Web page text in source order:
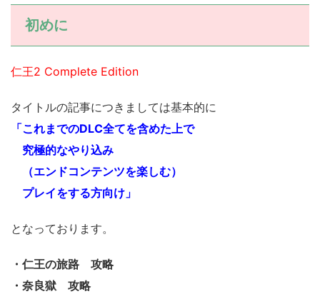
初めに
仁王2 Complete Edition
タイトルの記事につきましては基本的に
「これまでのDLC全てを含めた上で
究極的なやり込み
（エンドコンテンツを楽しむ）
プレイをする方向け」
となっております。
・仁王の旅路 攻略
・奈良獄 攻略